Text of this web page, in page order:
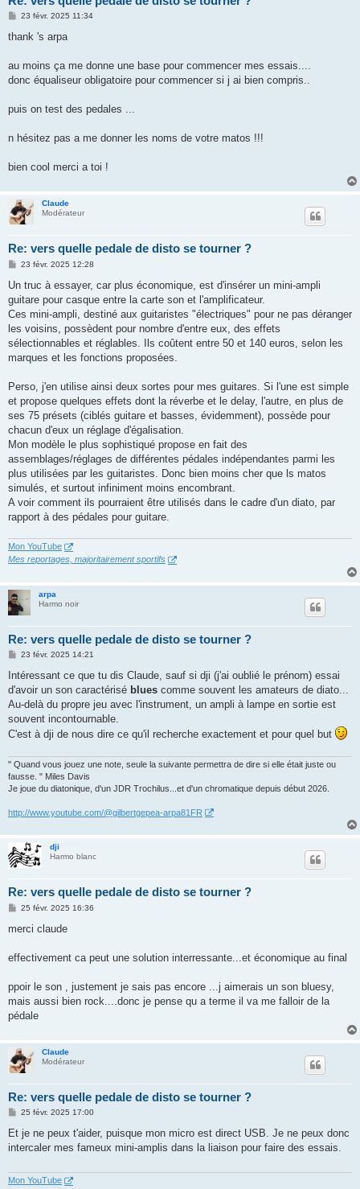
M
s
g
23 févr. 2025 11:34
thank 's arpa
au moins ça me donne une base pour commencer mes essais....
donc équaliseur obligatoire pour commencer si j ai bien compris..
puis on test des pedales ...
n hésitez pas a me donner les noms de votre matos !!!
bien cool merci a toi !
Claude
Modérateur
Re: vers quelle pedale de disto se tourner ?
M
s
a
g
23 févr. 2025 12:28
Un truc à essayer, car plus économique, est d'insérer un mini-ampli
guitare pour casque entre la carte son et l'amplificateur.
Ces mini-ampli, destiné aux guitaristes "électriques" pour ne pas déranger
les voisins, possèdent pour nombre d'entre eux, des effets
sélectionnables et réglables. Ils coûtent entre 50 et 140 euros, selon les
marques et les fonctions proposées.
Perso, j'en utilise ainsi deux sortes pour mes guitares. Si l'une est simple
et propose quelques effets dont la réverbe et le delay, l'autre, en plus de
ses 75 présets (ciblés guitare et basses, évidemment), possède pour
chacun d'eux un réglage d'égalisation.
Mon modèle le plus sophistiqué propose en fait des
assemblages/réglages de différentes pédales indépendantes parmi les
plus utilisées par les guitaristes. Donc bien moins cher que ls matos
simulés, et surtout infiniment moins encombrant.
A voir comment ils pourraient être utilisés dans le cadre d'un diato, par
rapport à des pédales pour guitare.
Mon YouTube
Mes reportages, majoritairement sportifs
arpa
Harmo noir
Re: vers quelle pedale de disto se tourner ?
M
s
a
g
23 févr. 2025 14:21
Intéressant ce que tu dis Claude, sauf si dji (j'ai oublié le prénom) essai
d'avoir un son caractérisé blues comme souvent les amateurs de diato...
Au-delà du propre jeu avec l'instrument, un ampli à lampe en sortie est
souvent incontournable.
C'est à dji de nous dire ce qu'il recherche exactement et pour quel but
" Quand vous jouez une note, seule la suivante permettra de dire si elle était juste ou
fausse. " Miles Davis
Je joue du diatonique, d'un JDR Trochilus...et d'un chromatique depuis début 2026.
http://www.youtube.com/@gilbertgepea-arpa81FR
dji
Harmo blanc
Re: vers quelle pedale de disto se tourner ?
M
s
g
25 févr. 2025 16:36
merci claude
effectivement ca peut une solution interressante...et économique au final
ppoir le son , justement je sais pas encore ...j aimerais un son bluesy,
mais aussi bien rock....donc je pense qu a terme il va me falloir de la
pédale
Claude
Modérateur
Re: vers quelle pedale de disto se tourner ?
M
s
s
a
25 févr. 2025 17:00
Et je ne peux t'aider, puisque mon micro est direct USB. Je ne peux donc
intercaler mes fameux mini-amplis dans la liaison pour faire des essais.
Mon YouTube